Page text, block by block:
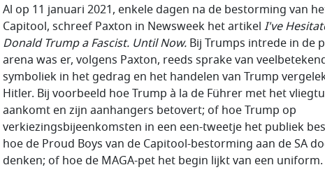
Al op 11 januari 2021, enkele dagen na de bestorming van
Capitool, schreef Paxton in Newsweek het artikel I've
Donald Trump a Fascist. Until Now. Bij Trumps intrede in de
arena was er, volgens Paxton, reeds sprake van
symboliek in het gedrag en het handelen van Trump
Hitler. Bij voorbeeld hoe Trump à la de Führer met het
aankomt en zijn aanhangers betovert; of hoe Trump op
verkiezingsbijeenkomsten in een een-tweetje het publiek
hoe de Proud Boys van de Capitool-bestorming aan de SA
denken; of hoe de MAGA-pet het begin lijkt van een uniform.